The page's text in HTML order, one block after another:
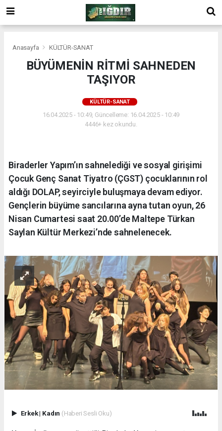
Anasayfa KÜLTÜR-SANAT
BÜYÜMENİN RİTMİ SAHNEDEN
TAŞIYOR
KÜLTÜR-SANAT
16.04.2025 - 10:49, Güncelleme: 16.04.2025 - 10:49
4446+ kez okundu.
Biraderler Yapım’ın sahnelediği ve sosyal girişimi
Çocuk Genç Sanat Tiyatro (ÇGST) çocuklarının rol
aldığı DOLAP, seyirciyle buluşmaya devam ediyor.
Gençlerin büyüme sancılarına ayna tutan oyun, 26
Nisan Cumartesi saat 20.00’de Maltepe Türkan
Saylan Kültür Merkezi’nde sahnelenecek.
Erkek| Kadın (Haberi Sesli Oku)